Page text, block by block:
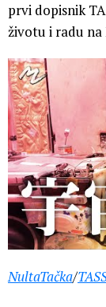
prvi dopisnik
životu i radu
NultaTačka/